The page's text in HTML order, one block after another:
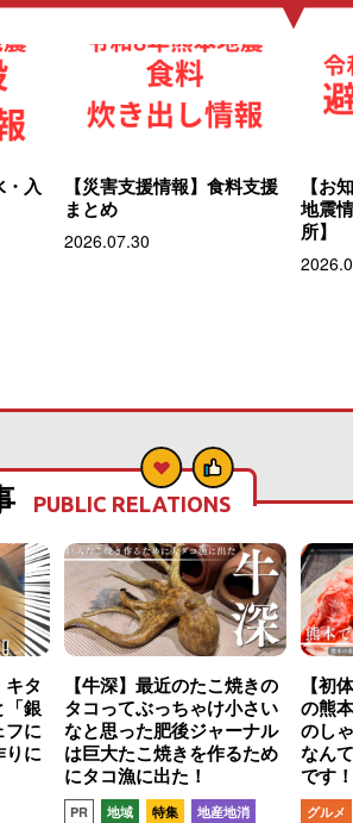
・入
【災害支援情報】食料支援
まとめ
2026.07.30
【お
地震
所】
PUBLIC RELATIONS
タ
「銀
フに
りに
【牛深】最近のたこ焼きの
タコってぶっちゃけ小さい
なと思った肥後ジャーナル
は巨大たこ焼きを作るため
にタコ漁に出た！
PR 地域 特集 地産地消
【初
の熊
のし
なん
です！
グルメ